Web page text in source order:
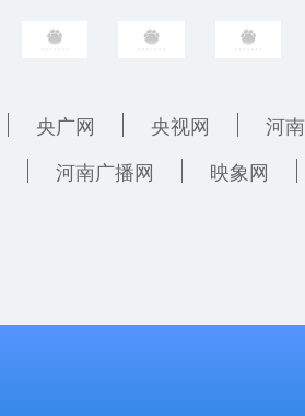
央广网 央视网
河
河南广播网 映象网